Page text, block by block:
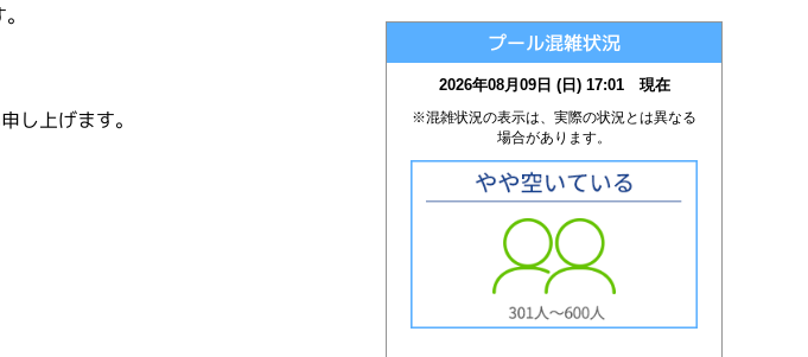
し上げます。
プール混雑状況
2026年08月09日 (日) 17:01 現在
※混雑状況の表示は、実際の状況とは異なる
場合があります。